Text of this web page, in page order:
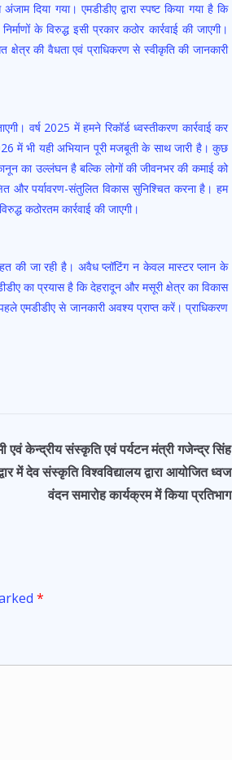
दिया गया। एमडीडीए द्वारा स्पष्ट किया गया है कि
के विरुद्ध इसी प्रकार कठोर कार्रवाई की जाएगी।
की वैधता एवं प्राधिकरण से स्वीकृति की जानकारी
वर्ष 2025 में हमने रिकॉर्ड ध्वस्तीकरण कार्रवाई कर
में भी यही अभियान पूरी मजबूती के साथ जारी है। कुछ
का उल्लंघन है बल्कि लोगों की जीवनभर की कमाई को
और पर्यावरण-संतुलित विकास सुनिश्चित करना है। हम
कठोरतम कार्रवाई की जाएगी।
की जा रही है। अवैध प्लॉटिंग न केवल मास्टर प्लान के
का प्रयास है कि देहरादून और मसूरी क्षेत्र का विकास
एमडीडीए से जानकारी अवश्य प्राप्त करें। प्राधिकरण
एवं केन्द्रीय संस्कृति एवं पर्यटन मंत्री गजेन्द्र सिंह
में देव संस्कृति विश्वविद्यालय द्वारा आयोजित ध्वज
वंदन समारोह कार्यक्रम में किया प्रतिभाग
*